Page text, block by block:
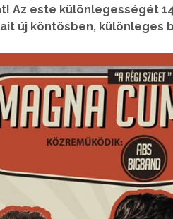
Az este különlegességét
új köntösben, különleges